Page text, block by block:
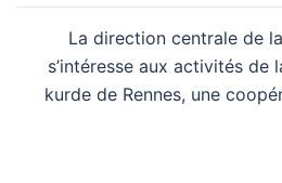
La direction centrale de
s’intéresse aux activités de
kurde de Rennes, une